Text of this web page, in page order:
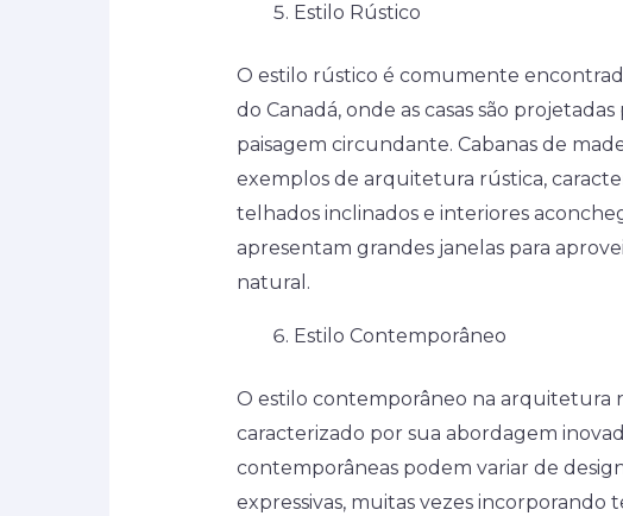
Estilo Rústico
O estilo rústico é comumente
do Canadá, onde as casas são
paisagem circundante. Cabanas de
exemplos de arquitetura rústica,
telhados inclinados e interiores
apresentam grandes janelas para
natural.
Estilo Contemporâneo
O estilo contemporâneo na arquitetura
caracterizado por sua abordagem
contemporâneas podem variar de
expressivas, muitas vezes incorporando